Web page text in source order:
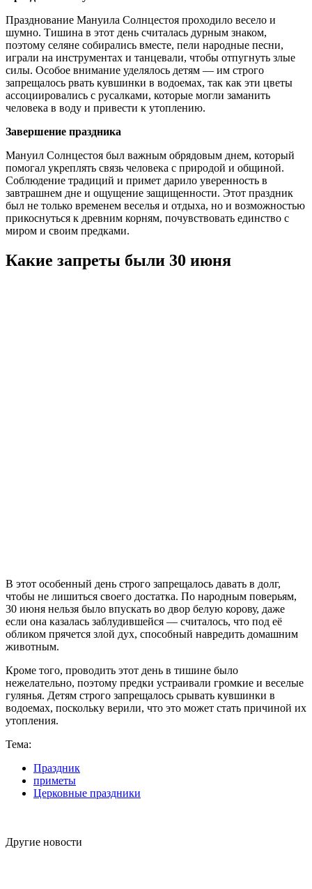
Празднование Мануила Солнцестоя проходило весело и
шумно. Тишина в этот день считалась дурным знаком,
поэтому селяне собирались вместе, пели народные песни,
играли на инструментах и танцевали, чтобы отпугнуть злые
силы. Особое внимание уделялось детям — им строго
запрещалось рвать кувшинки в водоемах, так как эти цветы
ассоциировались с русалками, которые могли заманить
человека в воду и привести к утоплению.
Завершение праздника
Мануил Солнцестоя был важным обрядовым днем, который
помогал укреплять связь человека с природой и общиной.
Соблюдение традиций и примет дарило уверенность в
завтрашнем дне и ощущение защищенности. Этот праздник
был не только временем веселья и отдыха, но и возможностью
прикоснуться к древним корням, почувствовать единство с
миром и своим предками.
Какие запреты были 30 июня
В этот особенный день строго запрещалось давать в долг,
чтобы не лишиться своего достатка. По народным поверьям,
30 июня нельзя было впускать во двор белую корову, даже
если она казалась заблудившейся — считалось, что под её
обликом прячется злой дух, способный навредить домашним
животным.
Кроме того, проводить этот день в тишине было
нежелательно, поэтому предки устраивали громкие и веселые
гулянья. Детям строго запрещалось срывать кувшинки в
водоемах, поскольку верили, что это может стать причиной их
утопления.
Тема:
Праздник
приметы
Церковные праздники
Другие новости